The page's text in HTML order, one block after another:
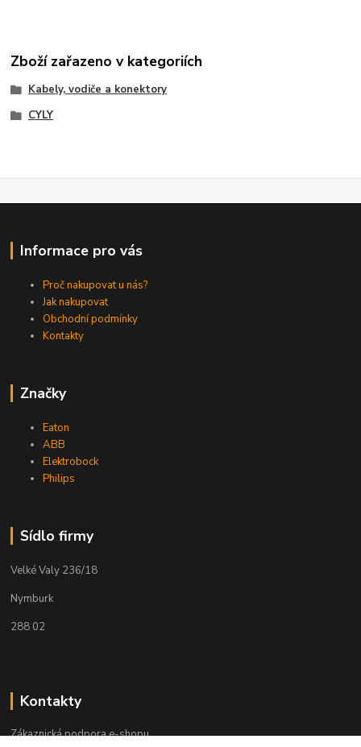
Zboží zařazeno v kategoriích
Kabely, vodiče a konektory
CYLY
Informace pro vás
Proč nakupovat u nás?
Jak nakupovat
Obchodní podmínky
Kontakty
Značky
Eaton
ABB
Elektrobock
Philips
Sídlo firmy
Velké Valy 236/18
Nymburk
288 02
Kontakty
Zákaznická podpora e-shopu